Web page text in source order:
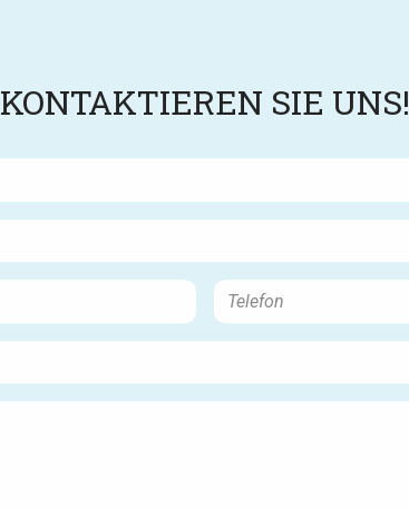
KONTAKTIEREN SIE UNS!